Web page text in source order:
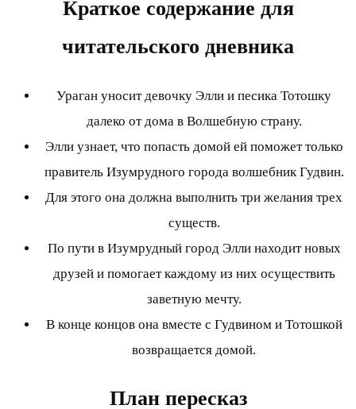
Краткое содержание для
читательского дневника
Ураган уносит девочку Элли и песика Тотошку
далеко от дома в Волшебную страну.
Элли узнает, что попасть домой ей поможет только
правитель Изумрудного города волшебник Гудвин.
Для этого она должна выполнить три желания трех
существ.
По пути в Изумрудный город Элли находит новых
друзей и помогает каждому из них осуществить
заветную мечту.
В конце концов она вместе с Гудвином и Тотошкой
возвращается домой.
План пересказ